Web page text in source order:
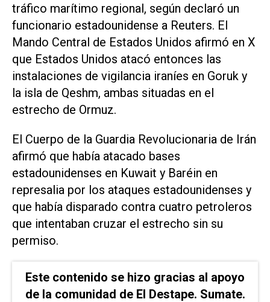
tráfico marítimo regional, según declaró un
funcionario estadounidense a Reuters. El
Mando Central de Estados Unidos afirmó en X
que Estados Unidos atacó entonces las
instalaciones de vigilancia iraníes en Goruk y
la isla de Qeshm, ambas situadas en el
estrecho de Ormuz.
El Cuerpo de la Guardia Revolucionaria de Irán
afirmó que había atacado bases
estadounidenses en Kuwait y Baréin en
represalia por los ataques estadounidenses y
que había disparado contra cuatro petroleros
que intentaban cruzar el estrecho sin su
permiso.
Este contenido se hizo gracias al apoyo
de la comunidad de El Destape. Sumate.